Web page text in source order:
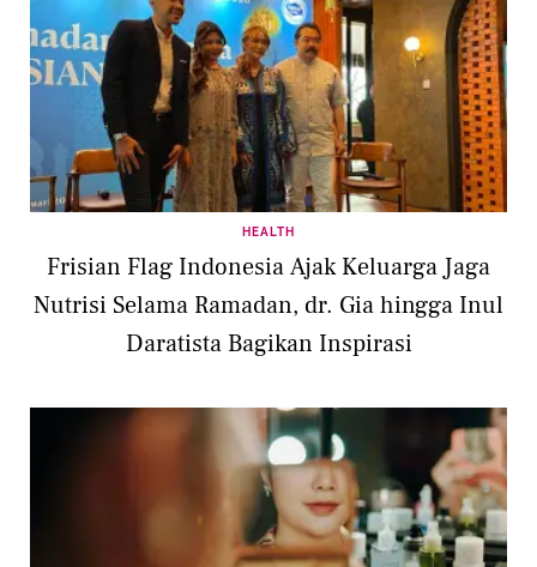
HEALTH
Frisian Flag Indonesia Ajak Keluarga Jaga
Nutrisi Selama Ramadan, dr. Gia hingga Inul
Daratista Bagikan Inspirasi